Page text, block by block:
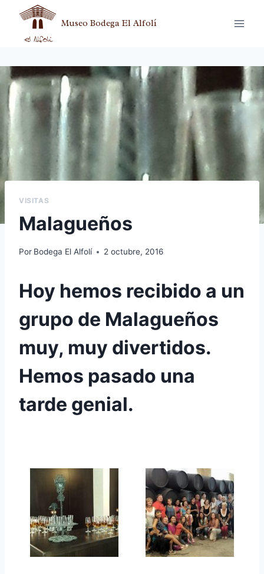
Museo Bodega El Alfolí
VISITAS
Malagueños
Por Bodega El Alfolí 2 octubre, 2016
Hoy hemos recibido a un
grupo de Malagueños
muy, muy divertidos.
Hemos pasado una
tarde genial.